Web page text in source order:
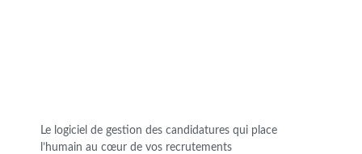
Le logiciel de gestion des candidatures qui place
l’humain au cœur de vos recrutements